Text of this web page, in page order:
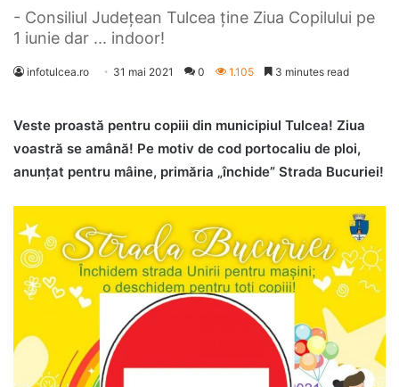
- Consiliul Judeţean Tulcea ţine Ziua Copilului pe
1 iunie dar ... indoor!
infotulcea.ro 31 mai 2021 0 1.105 3 minutes read
Veste proastă pentru copiii din municipiul Tulcea! Ziua
voastră se amână! Pe motiv de cod portocaliu de ploi,
anunţat pentru mâine, primăria „închide” Strada Bucuriei!